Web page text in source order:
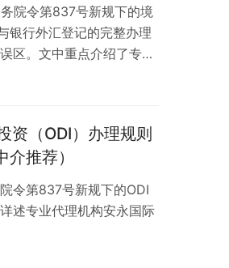
院令第837号新规下的境
银行外汇登记的完整办理
区。文中重点介绍了专业
全流程合规避坑自查指
资（ODI）办理规则
推荐）
令第837号新规下的ODI
述专业代理机构安永国际